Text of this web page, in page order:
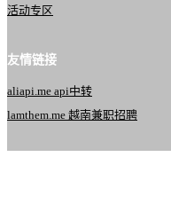
活动专区
友情链接
aliapi.me api中转
lamthem.me 越南兼职招聘